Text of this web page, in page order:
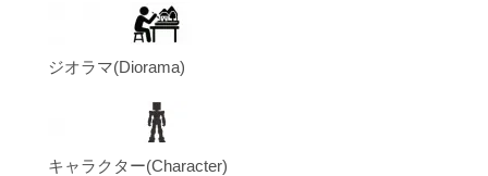
ジオラマ(Diorama)
キャラクター(Character)